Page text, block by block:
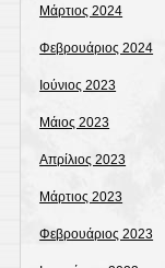
Μάρτιος 2024
Φεβρουάριος 2024
Ιούνιος 2023
Μάιος 2023
Απρίλιος 2023
Μάρτιος 2023
Φεβρουάριος 2023